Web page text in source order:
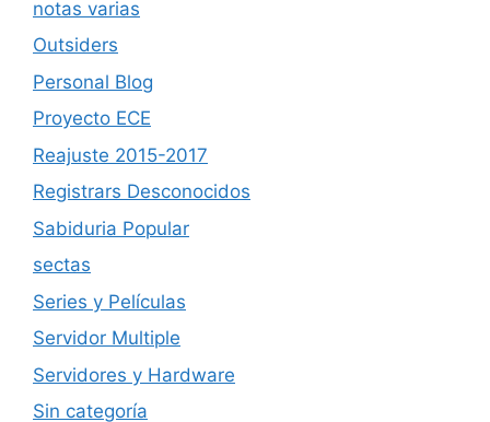
notas varias
Outsiders
Personal Blog
Proyecto ECE
Reajuste 2015-2017
Registrars Desconocidos
Sabiduria Popular
sectas
Series y Películas
Servidor Multiple
Servidores y Hardware
Sin categoría